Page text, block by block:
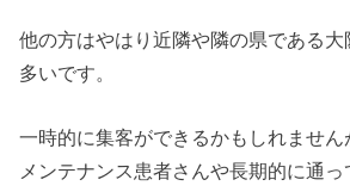
他の方はやはり近隣や隣の県である大
多いです。
一時的に集客ができるかもしれません
メンテナンス患者さんや長期的に通